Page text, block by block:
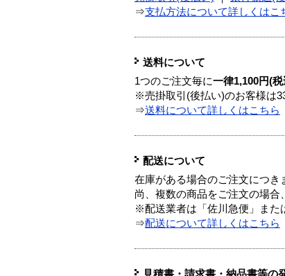
⇒支払方法について詳しくはこ
送料について
1つのご注文毎に一律1,100円(税
※売掛取引(後払い)のお客様は
⇒送料について詳しくはこちら
配送について
在庫がある場合のご注文につき
尚、複数の商品をご注文の場合
※配送業者は「佐川急便」また
⇒配送について詳しくはこちら